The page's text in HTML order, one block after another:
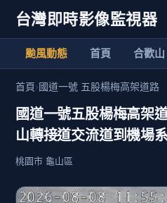
台灣即時影像監視器
颱風動態 首頁 合歡山
首頁›國道一號 五股楊梅高架道路
國道一號五股楊梅高架
山轉接道交流道到機場
桃園市 龜山區